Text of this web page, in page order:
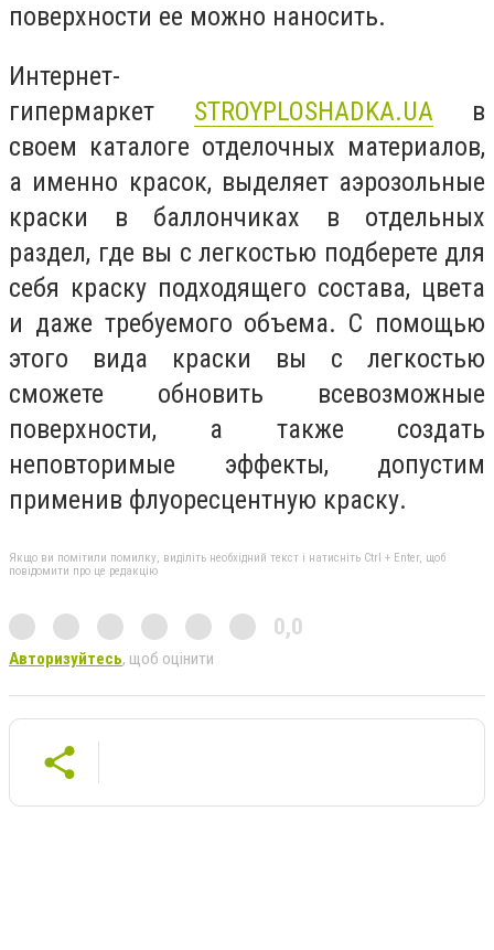
поверхности ее можно наносить.
Интернет-
гипермаркет STROYPLOSHADKA.UA в
своем каталоге отделочных материалов,
а именно красок, выделяет аэрозольные
краски в баллончиках в отдельных
раздел, где вы с легкостью подберете для
себя краску подходящего состава, цвета
и даже требуемого объема. С помощью
этого вида краски вы с легкостью
сможете обновить всевозможные
поверхности, а также создать
неповторимые эффекты, допустим
применив флуоресцентную краску.
Якщо ви помітили помилку, виділіть необхідний текст і натисніть Ctrl + Enter, щоб
повідомити про це редакцію
0,0
Авторизуйтесь, щоб оцінити